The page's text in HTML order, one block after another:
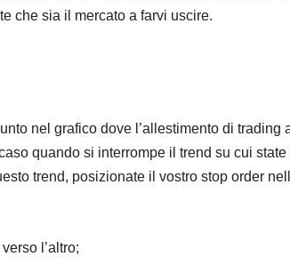
che sia il mercato a farvi uscire.
nel grafico dove l’allestimento di trading
quando si interrompe il trend su cui state
trend, posizionate il vostro stop order
l’altro;